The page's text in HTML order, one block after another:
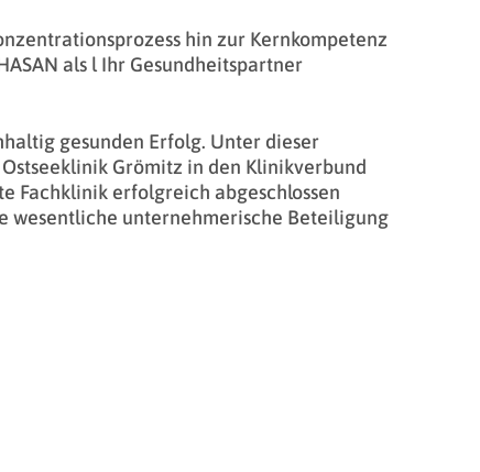
hin zur Kernkompetenz
als l Ihr Gesundheitspartner
gesunden Erfolg. Unter dieser
Grömitz in den Klinikverbund
Fachklinik erfolgreich abgeschlossen
wesentliche unternehmerische Beteiligung